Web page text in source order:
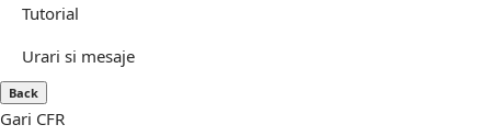
Tutorial
Urari si mesaje
Back
Gari CFR